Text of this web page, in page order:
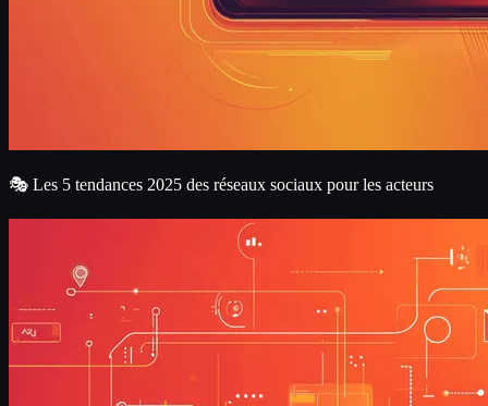
🎭 Les 5 tendances 2025 des réseaux sociaux pour les acteurs